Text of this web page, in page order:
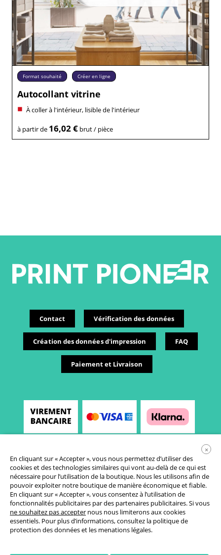
Format souhaité Créer en ligne
Autocollant vitrine
À coller à l'intérieur, lisible de l'intérieur
à partir de 16,02 €brut / pièce
Contact Vérification des données
Création des données d'impression FAQ
Paiement et Livraison
Conditions générales de vente
Déclaration de protection des données
×
En cliquant sur « Accepter », vous nous permettez d’utiliser des
cookies et des technologies similaires qui vont au-delà de ce qui est
nécessaire pour l’utilisation de la boutique. Nous les utilisons afin de
pouvoir exploiter notre boutique de manière économique et fiable.
En cliquant sur « Accepter », vous consentez à l’utilisation de
fonctionnalités publicitaires par des partenaires publicitaires. Si vous
ne souhaitez pas accepter nous nous limiterons aux cookies
essentiels. Pour plus d’informations, consultez la politique de
protection des donnéeset les menations légales.